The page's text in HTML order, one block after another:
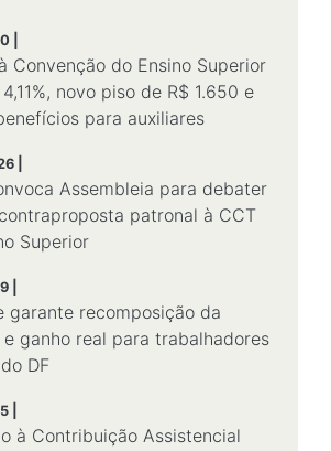
|
Convenção do Ensino Superior
novo piso de R$ 1.650 e
para auxiliares
|
Assembleia para debater
patronal à CCT
Superior
|
garante recomposição da
ganho real para trabalhadores
DF
|
à Contribuição Assistencial